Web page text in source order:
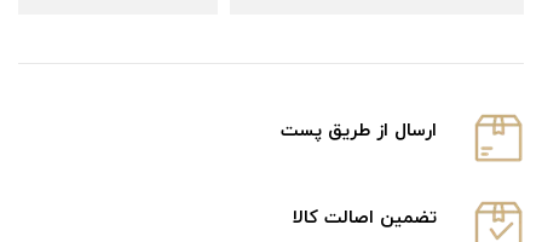
ارسال از طریق پست
تضمین اصالت کالا